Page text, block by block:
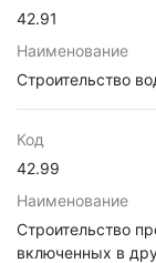
42.91
Наименование
Строительство
Код
42.99
Наименование
Строительство
включенных в